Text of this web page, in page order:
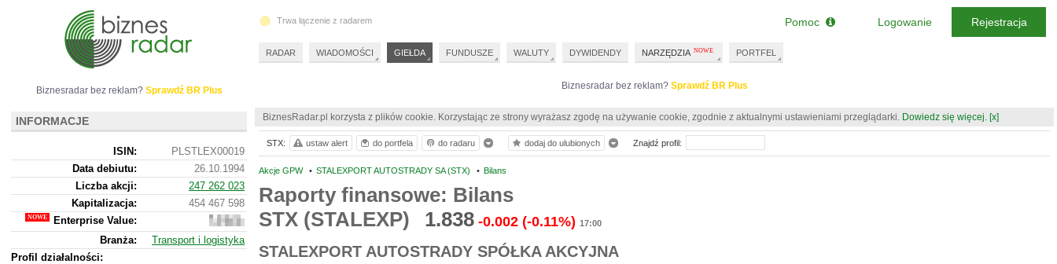
Biznesradar bez reklam? Sprawdź BR Plus
BiznesRadar.pl korzysta z plików cookie. Korzystając ze strony wyrażasz zgodę na używanie cookie, zgodnie z aktualnymi ustawieniami przeglądarki. Dowiedz się więcej. [x]
Akcje GPW • STALEXPORT AUTOSTRADY SA (STX) • Bilans
Raporty finansowe: Bilans
STX (STALEXP)
1.838 -0.002 (-0.11%) 17:00
STALEXPORT AUTOSTRADY SPÓŁKA AKCYJNA
STX: ustaw alert do portfela do radaru dodaj do ulubionych Znajdź profil:
Biznesradar bez reklam? Sprawdź BR Plus
INFORMACJE
ISIN:
PLSTLEX00019
Data debiutu:
26.10.1994
Liczba akcji:
247 262 023
Kapitalizacja:
454 467 598
Enterprise Value:
-228
815
402
Branża:
Transport i logistyka
Profil działalności:
Trwa łączenie z radarem
RADAR WIADOMOŚCI GIEŁDA FUNDUSZE WALUTY DYWIDENDY NARZĘDZIA PORTFEL
Pomoc Logowanie Rejestracja